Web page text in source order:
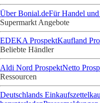
Über Bonial.deFür Handel
Supermarkt Angebote
EDEKA ProspektKaufland
Beliebte Händler
Aldi Nord ProspektNetto
Ressourcen
Deutschlands Einkaufszettel